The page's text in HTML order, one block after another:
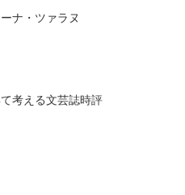
ナ・ツァラヌ
考える文芸誌時評